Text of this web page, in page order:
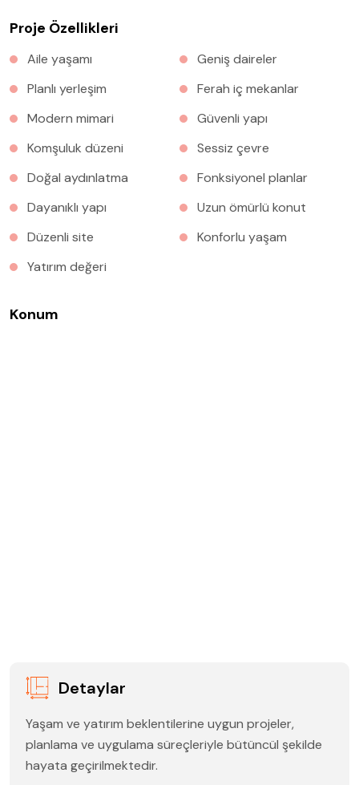
Proje Özellikleri
Aile yaşamı
Geniş daireler
Planlı yerleşim
Ferah iç mekanlar
Modern mimari
Güvenli yapı
Komşuluk düzeni
Sessiz çevre
Doğal aydınlatma
Fonksiyonel planlar
Dayanıklı yapı
Uzun ömürlü konut
Düzenli site
Konforlu yaşam
Yatırım değeri
Konum
Detaylar
Yaşam ve yatırım beklentilerine uygun projeler,
planlama ve uygulama süreçleriyle bütüncül şekilde
hayata geçirilmektedir.